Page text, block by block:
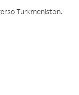
Turkmenistan.